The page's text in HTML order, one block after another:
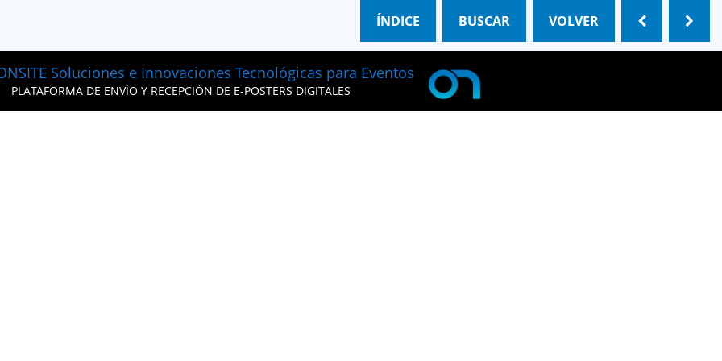
ÍNDICE BUSCAR VOLVER